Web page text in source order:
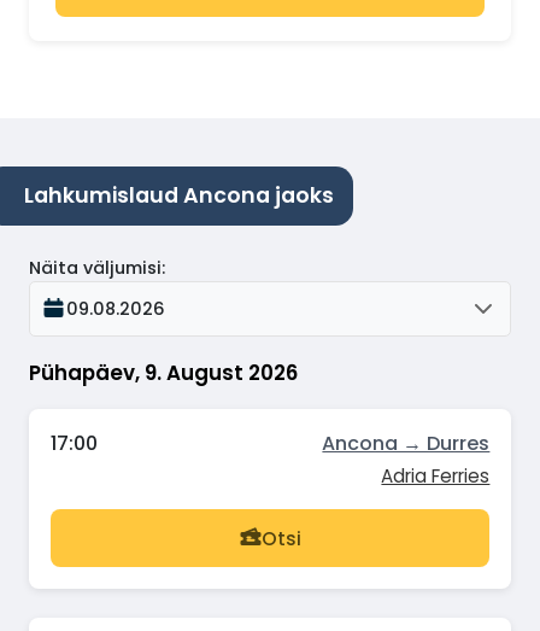
Lahkumislaud Ancona jaoks
Pühapäev, 9. August 2026
Näita väljumisi:
09.08.2026
17:00 Ancona → Durres
Adria Ferries
Otsi